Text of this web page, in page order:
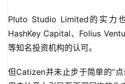
Pluto Studio Limited的实力
HashKey Capital、Folius
等知名投资机构的认可。
但Catizen并未止步于简单的”